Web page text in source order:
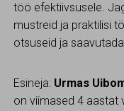
töö efektiivsusele.
mustreid ja praktilisi
otsuseid ja
Esineja: Urmas
on viimased 4 aastat